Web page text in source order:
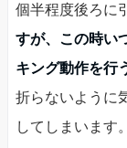
個半程度後ろに
すが、この時い
キング動作を行
折らないように
してしまいます。